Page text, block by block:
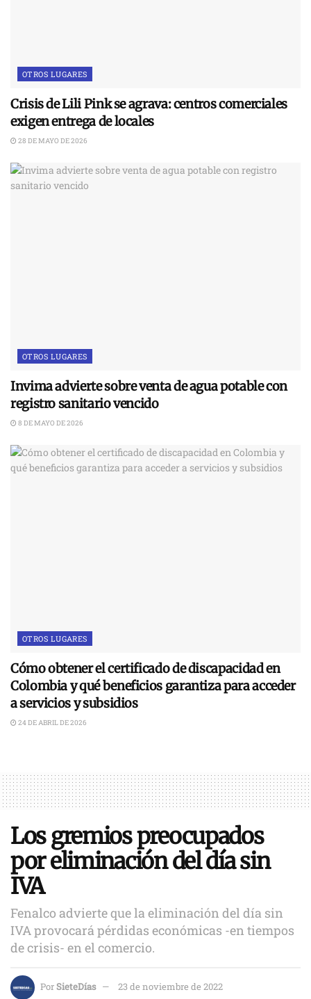
OTROS LUGARES
Crisis de Lili Pink se agrava: centros comerciales
exigen entrega de locales
28 DE MAYO DE 2026
OTROS LUGARES
Invima advierte sobre venta de agua potable con
registro sanitario vencido
8 DE MAYO DE 2026
OTROS LUGARES
Cómo obtener el certificado de discapacidad en
Colombia y qué beneficios garantiza para acceder
a servicios y subsidios
24 DE ABRIL DE 2026
Los gremios preocupados
por eliminación del día sin
IVA
Fenalco advierte que la eliminación del día sin
IVA provocará pérdidas económicas -en tiempos
de crisis- en el comercio.
PorSieteDías 23 de noviembre de 2022